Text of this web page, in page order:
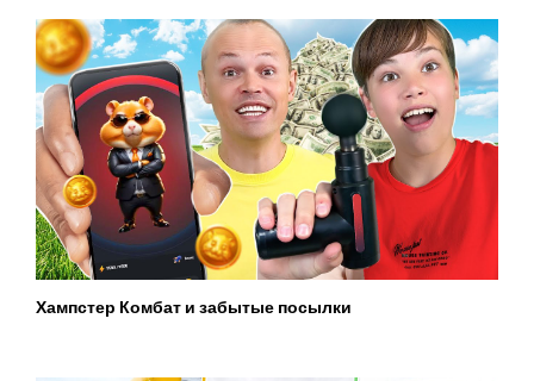
Хампстер Комбат и забытые посылки